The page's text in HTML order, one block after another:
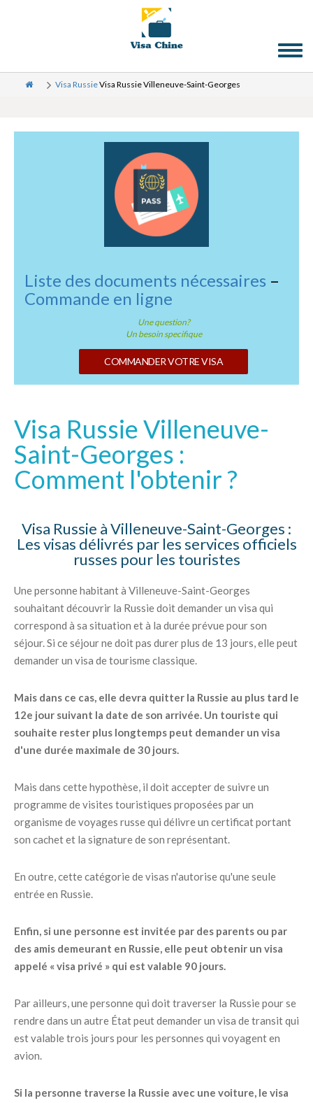
Visa RussieVisa Russie Villeneuve-Saint-Georges
Liste des documents nécessaires –
Commande en ligne
Une question?
Un besoin specifique
COMMANDER VOTRE VISA
Visa Russie Villeneuve-
Saint-Georges :
Comment l'obtenir ?
Visa Russie à Villeneuve-Saint-Georges :
Les visas délivrés par les services officiels
russes pour les touristes
Une personne habitant à Villeneuve-Saint-Georges
souhaitant découvrir la Russie doit demander un visa qui
correspond à sa situation et à la durée prévue pour son
séjour. Si ce séjour ne doit pas durer plus de 13 jours, elle peut
demander un visa de tourisme classique.
Mais dans ce cas, elle devra quitter la Russie au plus tard le
12e jour suivant la date de son arrivée. Un touriste qui
souhaite rester plus longtemps peut demander un visa
d'une durée maximale de 30 jours.
Mais dans cette hypothèse, il doit accepter de suivre un
programme de visites touristiques proposées par un
organisme de voyages russe qui délivre un certificat portant
son cachet et la signature de son représentant.
En outre, cette catégorie de visas n'autorise qu'une seule
entrée en Russie.
Enfin, si une personne est invitée par des parents ou par
des amis demeurant en Russie, elle peut obtenir un visa
appelé « visa privé » qui est valable 90 jours.
Par ailleurs, une personne qui doit traverser la Russie pour se
rendre dans un autre État peut demander un visa de transit qui
est valable trois jours pour les personnes qui voyagent en
avion.
Si la personne traverse la Russie avec une voiture, le visa